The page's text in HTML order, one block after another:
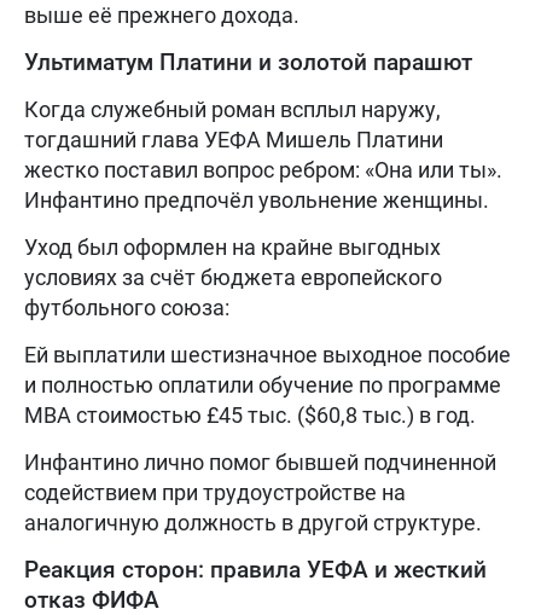
выше её прежнего дохода.
Ультиматум Платини и золотой парашют
Когда служебный роман всплыл наружу,
тогдашний глава УЕФА Мишель Платини
жестко поставил вопрос ребром: «Она или ты».
Инфантино предпочёл увольнение женщины.
Уход был оформлен на крайне выгодных
условиях за счёт бюджета европейского
футбольного союза:
Ей выплатили шестизначное выходное пособие
и полностью оплатили обучение по программе
MBA стоимостью £45 тыс. ($60,8 тыс.) в год.
Инфантино лично помог бывшей подчиненной
содействием при трудоустройстве на
аналогичную должность в другой структуре.
Реакция сторон: правила УЕФА и жесткий
отказ ФИФА